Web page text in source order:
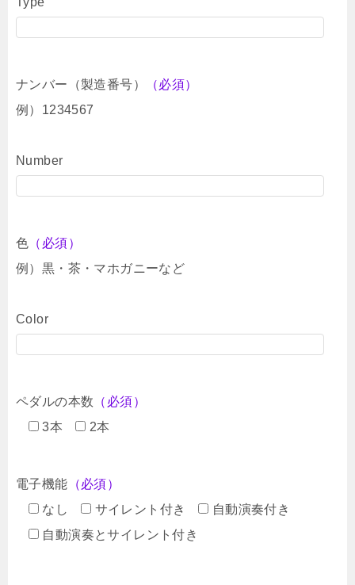
ナンバー（製造番号）
（必須）
例）1234567
Number
色 （必須）
例）黒・茶・マホガニーなど
Color
ペダルの本数 （必須）
3本
2本
電子機能 （必須）
なし
サイレント付き
自動演奏付き
自動演奏とサイレント付き